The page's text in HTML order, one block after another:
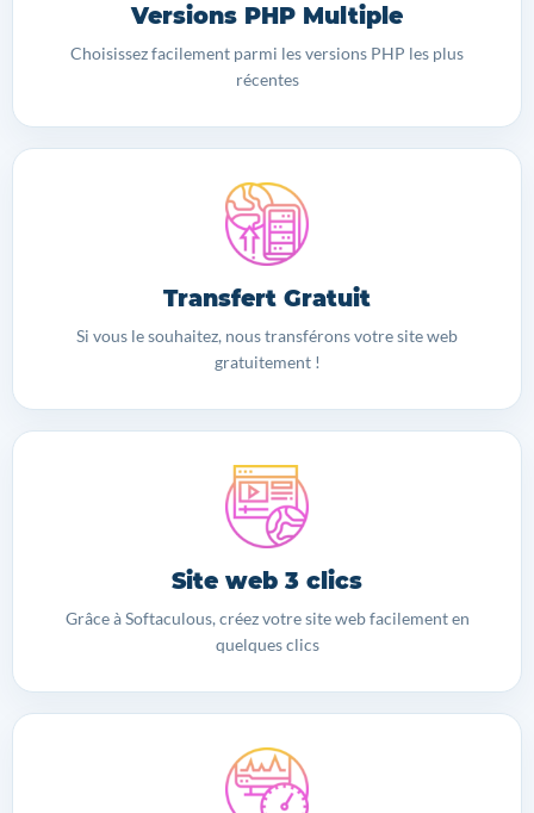
Versions PHP Multiple
Choisissez facilement parmi les versions PHP les plus
récentes
Transfert Gratuit
Si vous le souhaitez, nous transférons votre site web
gratuitement !
Site web 3 clics
Grâce à Softaculous, créez votre site web facilement en
quelques clics